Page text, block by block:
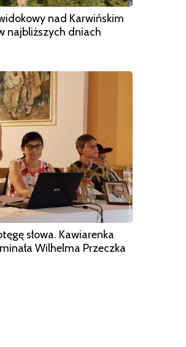
nad Karwińskim
najbliższych dniach
słowa. Kawiarenka
Wilhelma Przeczka